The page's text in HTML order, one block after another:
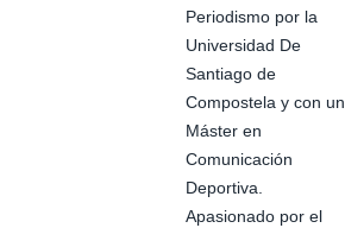
Periodismo por la
Universidad De
Santiago de
Compostela y con un
Máster en
Comunicación
Deportiva.
Apasionado por el